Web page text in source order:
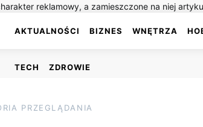
reklamowy, a zamieszczone na niej
AKTUALNOŚCI BIZNES WNĘTRZA
TECH ZDROWIE
PRZEGLĄDANIA